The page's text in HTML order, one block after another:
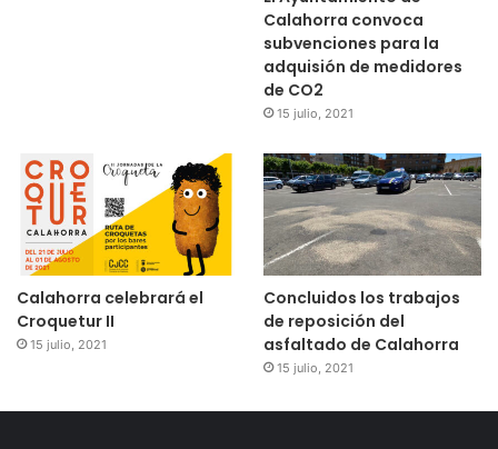
Calahorra convoca
subvenciones para la
adquisión de medidores
de CO2
15 julio, 2021
Calahorra celebrará el
Croquetur II
15 julio, 2021
Concluidos los trabajos
de reposición del
asfaltado de Calahorra
15 julio, 2021